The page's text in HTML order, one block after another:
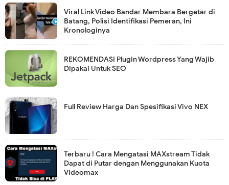
Viral Link Video Bandar Membara Bergetar di
Batang, Polisi Identifikasi Pemeran, Ini
Kronologinya
REKOMENDASI Plugin Wordpress Yang Wajib
Dipakai Untuk SEO
Full Review Harga Dan Spesifikasi Vivo NEX
Terbaru ! Cara Mengatasi MAXstream Tidak
Dapat di Putar dengan Menggunakan Kuota
Videomax